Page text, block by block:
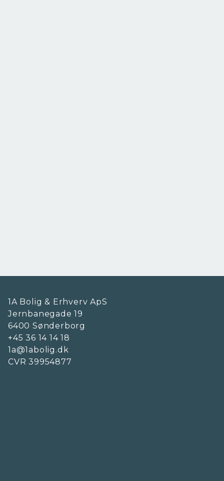
1A Bolig & Erhverv ApS
Jernbanegade 19
6400 Sønderborg
+45 36 14 14 18
1a@1abolig.dk
CVR39954877